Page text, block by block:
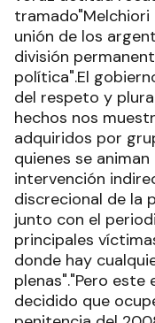
tramado"Melchiori
unión de los
división
política".El
del respeto y
hechos nos
adquiridos por
quienes se
intervención
discrecional de la
junto con el
principales
donde hay
plenas"."Pero este
decidido que